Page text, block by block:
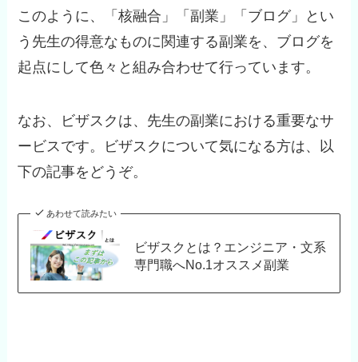
このように、「核融合」「副業」「ブログ」とい
う先生の得意なものに関連する副業を、ブログを
起点にして色々と組み合わせて行っています。
なお、ビザスクは、先生の副業における重要なサ
ービスです。ビザスクについて気になる方は、以
下の記事をどうぞ。
あわせて読みたい
ビザスクとは？エンジニア・文系
専門職へNo.1オススメ副業